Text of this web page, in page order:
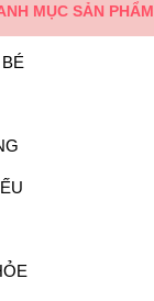
MỤC SẢN PHẨM